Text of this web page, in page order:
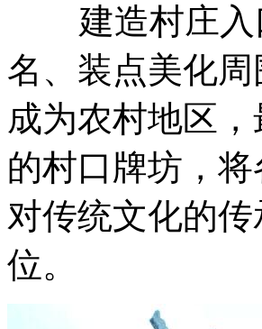
建造村庄入
名、装点美化
成为农村地区
的村口牌坊，
对传统文化的
位。